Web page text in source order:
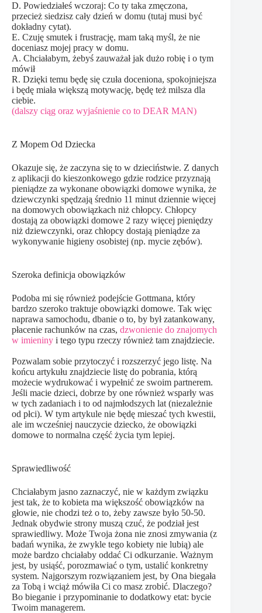
D. Powiedziałeś wczoraj: Co ty taka zmęczona,
przecież siedzisz cały dzień w domu (tutaj musi być
dokładny cytat).
E. Czuję smutek i frustrację, mam taką myśl, że nie
doceniasz mojej pracy w domu.
A. Chciałabym, żebyś zauważał jak dużo robię i o tym
mówił
R. Dzięki temu będę się czuła doceniona, spokojniejsza
i będę miała większą motywację, będę też milsza dla
ciebie.
(dalszy ciąg oraz wyjaśnienie co to DEAR MAN)
Z Mopem Od Dziecka
Okazuje się, że zaczyna się to w dzieciństwie. Z danych
z aplikacji do kieszonkowego gdzie rodzice przyznają
pieniądze za wykonane obowiązki domowe wynika, że
dziewczynki spędzają średnio 11 minut dziennie więcej
na domowych obowiązkach niż chłopcy. Chłopcy
dostają za obowiązki domowe 2 razy więcej pieniędzy
niż dziewczynki, oraz chłopcy dostają pieniądze za
wykonywanie higieny osobistej (np. mycie zębów).
Szeroka definicja obowiązków
Podoba mi się również podejście Gottmana, który
bardzo szeroko traktuje obowiązki domowe. Tak więc
naprawa samochodu, dbanie o to, by był zatankowany,
płacenie rachunków na czas, dzwonienie do znajomych
w imieniny i tego typu rzeczy również tam znajdziecie.
Pozwalam sobie przytoczyć i rozszerzyć jego listę. Na
końcu artykułu znajdziecie listę do pobrania, którą
możecie wydrukować i wypełnić ze swoim partnerem.
Jeśli macie dzieci, dobrze by one również wsparły was
w tych zadaniach i to od najmłodszych lat (niezależnie
od płci). W tym artykule nie będę mieszać tych kwestii,
ale im wcześniej nauczycie dziecko, że obowiązki
domowe to normalna część życia tym lepiej.
Sprawiedliwość
Chciałabym jasno zaznaczyć, nie w każdym związku
jest tak, że to kobieta ma większość obowiązków na
głowie, nie chodzi też o to, żeby zawsze było 50-50.
Jednak obydwie strony muszą czuć, że podział jest
sprawiedliwy. Może Twoja żona nie znosi zmywania (z
badań wynika, że zwykle tego kobiety nie lubią) ale
może bardzo chciałaby oddać Ci odkurzanie. Ważnym
jest, by usiąść, porozmawiać o tym, ustalić konkretny
system. Najgorszym rozwiązaniem jest, by Ona biegała
za Tobą i wciąż mówiła Ci co masz zrobić. Dlaczego?
Bo bieganie i przypominanie to dodatkowy etat: bycie
Twoim managerem.